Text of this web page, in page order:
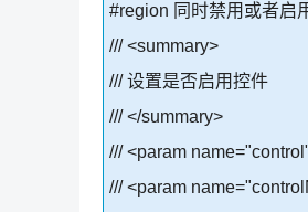
#region 同时禁用或者启
/// <summary>
/// 设置是否启用控件
/// </summary>
/// <param
/// <param